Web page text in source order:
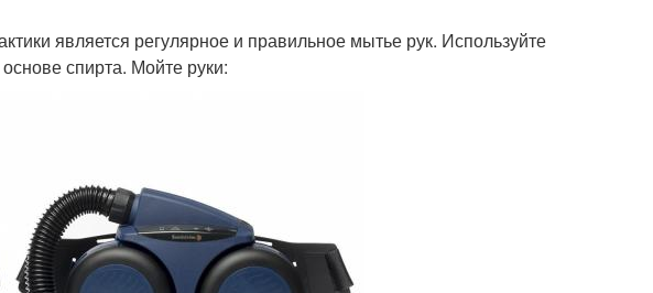
является регулярное и правильное мытье рук. Используйте
спирта. Мойте руки: